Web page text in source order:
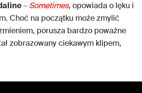
– Sometimes,opowiada o lęku i
Choć na początku może zmylić
porusza bardzo poważne
zobrazowany ciekawym klipem,